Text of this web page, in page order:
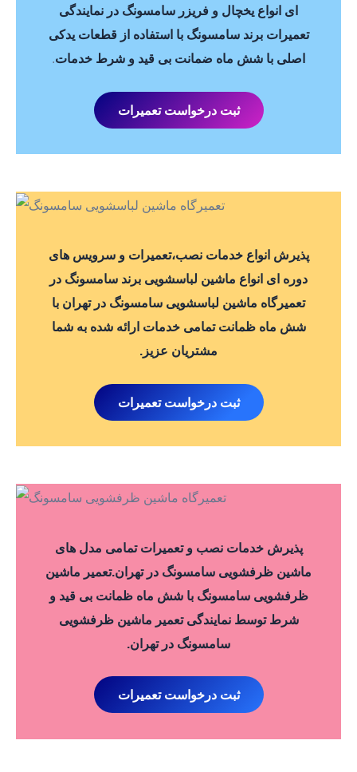
ای انواع یخچال و فریزر سامسونگ در نمایندگی
تعمیرات برند سامسونگ با استفاده از قطعات یدکی
اصلی با شش ماه ضمانت بی قید و شرط خدمات.
ثبت درخواست تعمیرات
پذیرش انواع خدمات نصب،تعمیرات و سرویس های
دوره ای انواع ماشین لباسشویی برند سامسونگ در
تعمیرگاه ماشین لباسشویی سامسونگ در تهران با
شش ماه ظمانت تمامی خدمات ارائه شده به شما
مشتریان عزیز.
ثبت درخواست تعمیرات
پذیرش خدمات نصب و تعمیرات تمامی مدل های
ماشین ظرفشویی سامسونگ در تهران.تعمیر ماشین
ظرفشویی سامسونگ با شش ماه ظمانت بی قید و
شرط توسط نمایندگی تعمیر ماشین ظرفشویی
سامسونگ در تهران.
ثبت درخواست تعمیرات